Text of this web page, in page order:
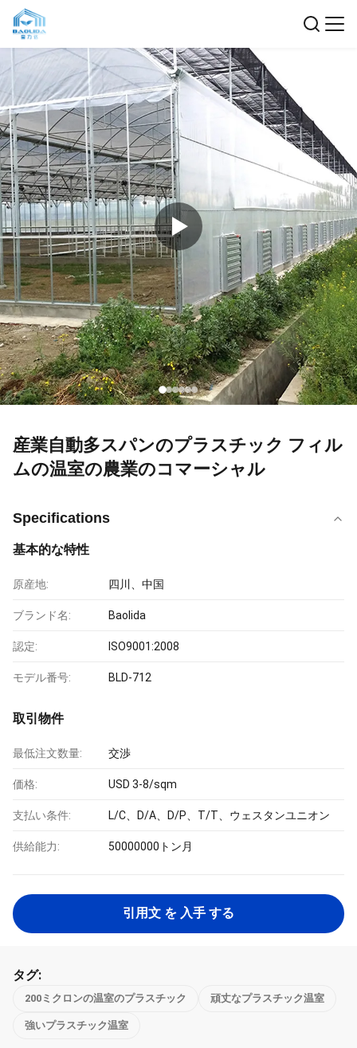
産業自動多スパンのプラスチック フィル
ムの温室の農業のコマーシャル
Specifications
基本的な特性
原産地: 四川、中国
ブランド名: Baolida
認定: ISO9001:2008
モデル番号: BLD-712
取引物件
最低注文数量: 交渉
価格: USD 3-8/sqm
支払い条件: L/C、D/A、D/P、T/T、ウェスタンユニオン
供給能力: 50000000トン月
引用文 を 入手 する
タグ:
200ミクロンの温室のプラスチック 頑丈なプラスチック温室
強いプラスチック温室